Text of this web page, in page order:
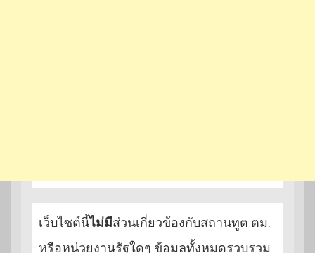
เว็บไซต์นี้ไม่มีส่วนเกี่ยวข้องกับสถานทูต ตม.
หรือหน่วยงานรัฐใดๆ ข้อมูลทั้งหมดรวบรวม